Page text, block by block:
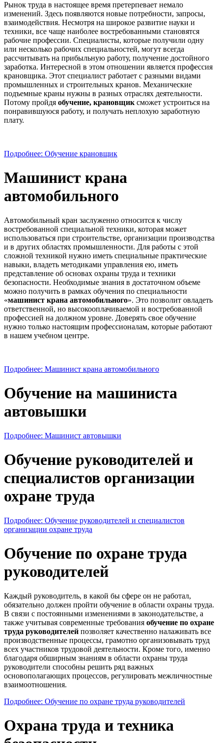
Рынок труда в настоящее время претерпевает немало
изменений. Здесь появляются новые потребности, запросы,
взаимодействия. Несмотря на широкое развитие науки и
техники, все чаще наиболее востребованными становятся
рабочие профессии. Специалисты, которые получили одну
или несколько рабочих специальностей, могут всегда
рассчитывать на прибыльную работу, получение достойного
заработка. Интересной в этом отношении является профессия
крановщика. Этот специалист работает с разными видами
промышленных и строительных кранов. Механические
подъемные краны нужны в разных отраслях деятельности.
Потому пройдя обучение, крановщик сможет устроиться на
понравившуюся работу, и получать неплохую заработную
плату.
Подробнее: Обучение крановщик
Машинист крана
автомобильного
Автомобильный кран заслуженно относится к числу
востребованной специальной техники, которая может
использоваться при строительстве, организации производства
и в других областях промышленности. Для работы с этой
сложной техникой нужно иметь специальные практические
навыки, владеть методиками управления ею, иметь
представление об основах охраны труда и техники
безопасности. Необходимые знания в достаточном объеме
можно получить в рамках обучения по специальности
«машинист крана автомобильного». Это позволит овладеть
ответственной, но высокооплачиваемой и востребованной
профессией на должном уровне. Доверять свое обучение
нужно только настоящим профессионалам, которые работают
в нашем учебном центре.
Подробнее: Машинист крана автомобильного
Обучение на машиниста
автовышки
Подробнее: Машинист автовышки
Обучение руководителей и
специалистов организации
охране труда
Подробнее: Обучение руководителей и специалистов
организации охране труда
Обучение по охране труда
руководителей
Каждый руководитель, в какой бы сфере он не работал,
обязательно должен пройти обучение в области охраны труда.
В связи с постоянными изменениями в законодательстве, а
также учитывая современные требования обучение по охране
труда руководителей позволяет качественно налаживать все
производственные процессы, грамотно организовывать труд
всех участников трудовой деятельности. Кроме того, именно
благодаря обширным знаниям в области охраны труда
руководители способны решить ряд важных
основополагающих процессов, регулировать межличностные
взаимоотношения.
Подробнее: Обучение по охране труда руководителей
Охрана труда и техника